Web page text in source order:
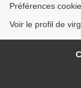
Préférences
Voir le profil de